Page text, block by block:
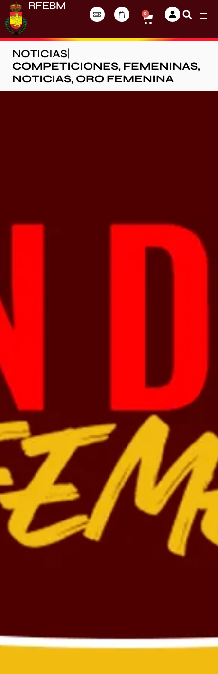
RFEBM
0
NOTICIAS
COMPETICIONES, FEMENINAS,
NOTICIAS, ORO FEMENINA